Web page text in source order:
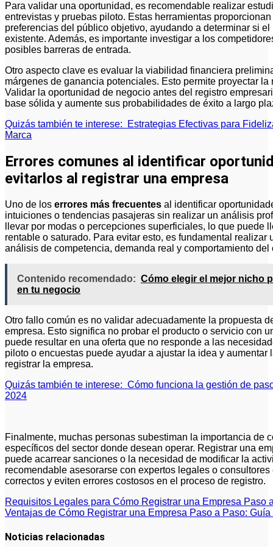
Para validar una oportunidad, es recomendable realizar
entrevistas y pruebas piloto. Estas herramientas
preferencias del público objetivo, ayudando a determinar si
existente. Además, es importante investigar a los
posibles barreras de entrada.
Otro aspecto clave es evaluar la viabilidad financiera
márgenes de ganancia potenciales. Esto permite proyectar
Validar la oportunidad de negocio antes del registro
base sólida y aumente sus probabilidades de éxito a largo
Quizás también te interese:
Estrategias Efectivas para
Marca
Errores comunes al identificar
evitarlos al registrar una empresa
Uno de los errores más frecuentes al identificar
intuiciones o tendencias pasajeras sin realizar un análisis
llevar por modas o percepciones superficiales, lo que puede
rentable o saturado. Para evitar esto, es fundamental
análisis de competencia, demanda real y comportamiento del
Contenido recomendado: Cómo elegir el mejor nicho
en tu negocio
Otro fallo común es no validar adecuadamente la propuesta
empresa. Esto significa no probar el producto o servicio con
puede resultar en una oferta que no responde a las
piloto o encuestas puede ayudar a ajustar la idea y
registrar la empresa.
Quizás también te interese: Cómo funciona la gestión de
2024
Finalmente, muchas personas subestiman la importancia de
específicos del sector donde desean operar. Registrar una
puede acarrear sanciones o la necesidad de modificar la
recomendable asesorarse con expertos legales o
correctos y eviten errores costosos en el proceso de registro.
Navegación
de
entradas
Requisitos Legales para Cómo Registrar una Empresa Paso
Ventajas de Cómo Registrar una Empresa Paso a Paso:
Noticias relacionadas